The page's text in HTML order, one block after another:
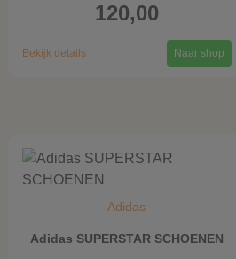
120,00
Bekijk details Naar shop
Adidas
Adidas SUPERSTAR SCHOENEN